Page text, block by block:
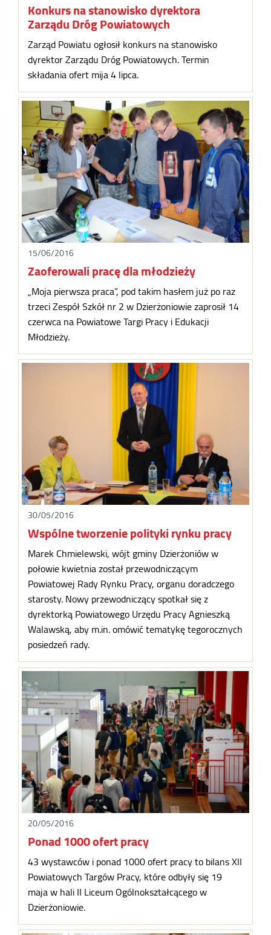
Konkurs na stanowisko dyrektora
Zarządu Dróg Powiatowych
Zarząd Powiatu ogłosił konkurs na stanowisko
dyrektor Zarządu Dróg Powiatowych. Termin
składania ofert mija 4 lipca.
15/06/2016
Zaoferowali pracę dla młodzieży
„Moja pierwsza praca”, pod takim hasłem już po raz
trzeci Zespół Szkół nr 2 w Dzierżoniowie zaprosił 14
czerwca na Powiatowe Targi Pracy i Edukacji
Młodzieży.
30/05/2016
Wspólne tworzenie polityki rynku pracy
Marek Chmielewski, wójt gminy Dzierżoniów w
połowie kwietnia został przewodniczącym
Powiatowej Rady Rynku Pracy, organu doradczego
starosty. Nowy przewodniczący spotkał się z
dyrektorką Powiatowego Urzędu Pracy Agnieszką
Walawską, aby m.in. omówić tematykę tegorocznych
posiedzeń rady.
20/05/2016
Ponad 1000 ofert pracy
43 wystawców i ponad 1000 ofert pracy to bilans XII
Powiatowych Targów Pracy, które odbyły się 19
maja w hali II Liceum Ogólnokształcącego w
Dzierżoniowie.